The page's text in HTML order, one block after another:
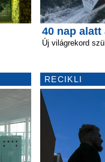
40 nap
Új világrekord
RECIKLI